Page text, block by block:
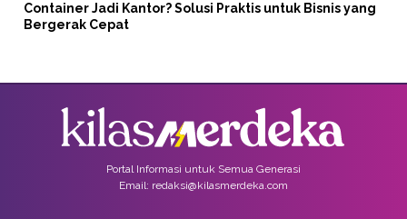
Container Jadi Kantor? Solusi Praktis untuk Bisnis yang
Bergerak Cepat
Portal Informasi untuk Semua Generasi
Email: redaksi@kilasmerdeka.com